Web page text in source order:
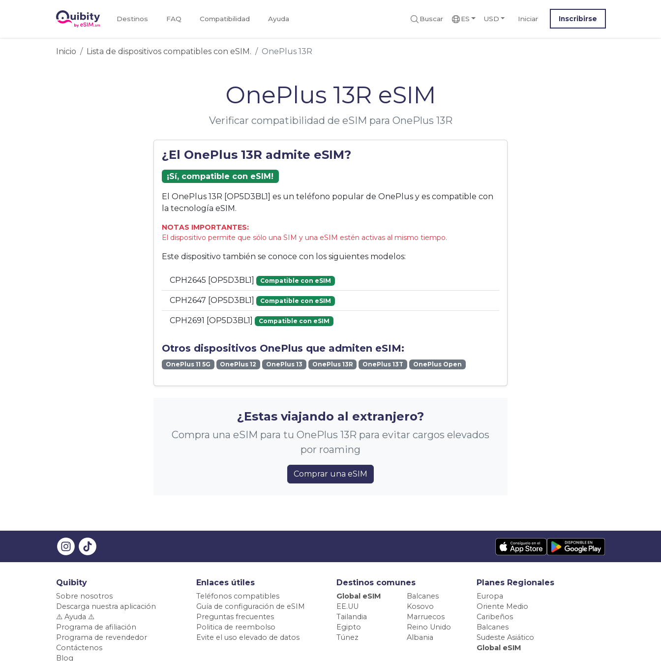
Destinos FAQ Compatibilidad Ayuda Buscar ES USD Iniciar Inscribirse
Inicio Lista de dispositivos compatibles con eSIM. OnePlus 13R
OnePlus 13R eSIM
Verificar compatibilidad de eSIM para OnePlus 13R
¿El OnePlus 13R admite eSIM?
¡Sí, compatible con eSIM!
El OnePlus 13R [OP5D3BL1] es un teléfono popular de OnePlus y es compatible con
la tecnología eSIM.
NOTAS IMPORTANTES:
El dispositivo permite que sólo una SIM y una eSIM estén activas al mismo tiempo.
Este dispositivo también se conoce con los siguientes modelos:
CPH2645 [OP5D3BL1] Compatible con eSIM
CPH2647 [OP5D3BL1] Compatible con eSIM
CPH2691 [OP5D3BL1] Compatible con eSIM
Otros dispositivos OnePlus que admiten eSIM:
OnePlus 11 5G OnePlus 12 OnePlus 13 OnePlus 13R OnePlus 13T OnePlus Open
¿Estas viajando al extranjero?
Compra una eSIM para tu OnePlus 13R para evitar cargos elevados
por roaming
Comprar una eSIM
Quibity
Sobre nosotros
Descarga nuestra aplicación
⚠️ Ayuda ⚠️
Programa de afiliación
Programa de revendedor
Contáctenos
Blog
Enlaces útiles
Teléfonos compatibles
Guía de configuración de eSIM
Preguntas frecuentes
Politica de reembolso
Evite el uso elevado de datos
Destinos comunes
Global eSIM
Balcanes
EE.UU
Kosovo
Tailandia
Marruecos
Egipto
Reino Unido
Túnez
Albania
Planes Regionales
Europa
Oriente Medio
Caribeños
Balcanes
Sudeste Asiático
Global eSIM